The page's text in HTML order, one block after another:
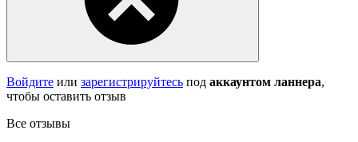
Войдите или зарегистрируйтесь под аккаунтом ланнера,
чтобы оставить отзыв
Все отзывы